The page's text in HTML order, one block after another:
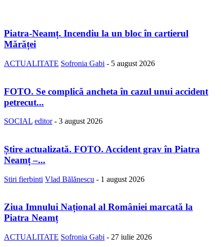
Piatra-Neamț. Incendiu la un bloc în cartierul
Mărăței
ACTUALITATE Sofronia Gabi - 5 august 2026
FOTO. Se complică ancheta în cazul unui accident
petrecut...
SOCIAL editor - 3 august 2026
Știre actualizată. FOTO. Accident grav în Piatra
Neamț –...
Stiri fierbinti Vlad Bălănescu - 1 august 2026
Ziua Imnului Național al României marcată la
Piatra Neamț
ACTUALITATE Sofronia Gabi - 27 iulie 2026